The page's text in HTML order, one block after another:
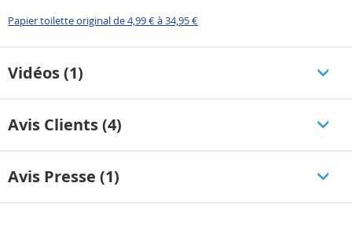
Papier toilette original de 4,99 € à 34,95 €
Vidéos (1)
Avis Clients (4)
Avis Presse (1)